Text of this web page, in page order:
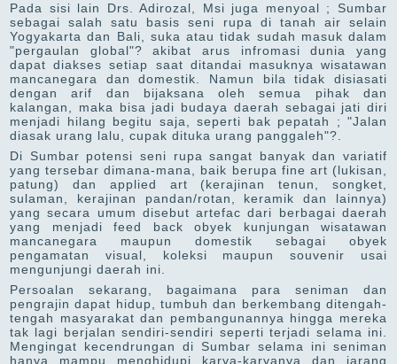
Pada sisi lain Drs. Adirozal, Msi juga menyoal ; Sumbar
sebagai salah satu basis seni rupa di tanah air selain
Yogyakarta dan Bali, suka atau tidak sudah masuk dalam
"pergaulan global"? akibat arus infromasi dunia yang
dapat diakses setiap saat ditandai masuknya wisatawan
mancanegara dan domestik. Namun bila tidak disiasati
dengan arif dan bijaksana oleh semua pihak dan
kalangan, maka bisa jadi budaya daerah sebagai jati diri
menjadi hilang begitu saja, seperti bak pepatah ; "Jalan
diasak urang lalu, cupak dituka urang panggaleh"?.
Di Sumbar potensi seni rupa sangat banyak dan variatif
yang tersebar dimana-mana, baik berupa fine art (lukisan,
patung) dan applied art (kerajinan tenun, songket,
sulaman, kerajinan pandan/rotan, keramik dan lainnya)
yang secara umum disebut artefac dari berbagai daerah
yang menjadi feed back obyek kunjungan wisatawan
mancanegara maupun domestik sebagai obyek
pengamatan visual, koleksi maupun souvenir usai
mengunjungi daerah ini.
Persoalan sekarang, bagaimana para seniman dan
pengrajin dapat hidup, tumbuh dan berkembang ditengah-
tengah masyarakat dan pembangunannya hingga mereka
tak lagi berjalan sendiri-sendiri seperti terjadi selama ini.
Mengingat kecendrungan di Sumbar selama ini seniman
hanya mampu menghidupi karya-karyanya dan jarang